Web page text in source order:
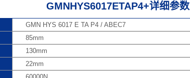
GMNHYS6017ETAP4+详细参数
GMN HYS 6017 E TA P4 / ABEC7
85mm
130mm
22mm